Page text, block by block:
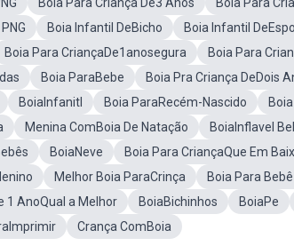
Boia Infantil DeBicho Boia Infantil
Boia Para CriançaDe1anosegura Boia Para
Boia ParaBebe Boia Pra Criança DeDois
BoiaInfanitl Boia ParaRecém-Nascido
Menina ComBoia De Natação BoiaInflavel
BoiaNeve Boia Para CriançaQue Em
Melhor Boia ParaCrinça
Boia Para
1 AnoQual a Melhor
BoiaBichinhos BoiaPe
Crança ComBoia